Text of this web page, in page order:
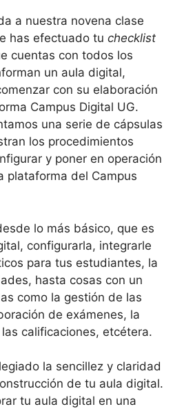
a nuestra novena clase
has efectuado tu checklist
cuentas con todos los
un aula digital,
con su elaboración
Campus Digital UG.
una serie de cápsulas
los procedimientos
y poner en operación
plataforma del Campus
lo más básico, que es
configurarla, integrarle
para tus estudiantes, la
hasta cosas con un
como la gestión de las
de exámenes, la
calificaciones, etcétera.
la sencillez y claridad
de tu aula digital.
tu aula digital en una